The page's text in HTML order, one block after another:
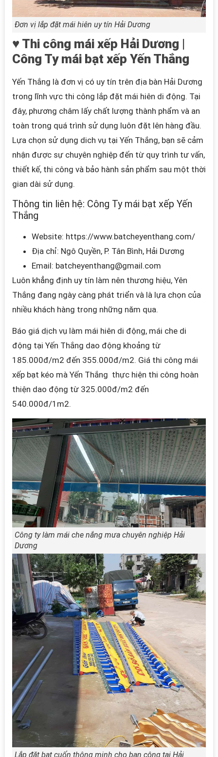
Đơn vị lắp đặt mái hiên uy tín Hải Dương
♥ Thi công mái xếp Hải Dương |
Công Ty mái bạt xếp Yến Thắng
Yến Thắng là đơn vị có uy tín trên địa bàn Hải Dương
trong lĩnh vực thi công lắp đặt mái hiên di động. Tại
đây, phương châm lấy chất lượng thành phẩm và an
toàn trong quá trình sử dụng luôn đặt lên hàng đầu.
Lựa chọn sử dụng dich vụ tại Yến Thắng, bạn sẽ cảm
nhận được sự chuyên nghiệp đến từ quy trình tư vấn,
thiết kế, thi công và bảo hành sản phẩm sau một thời
gian dài sử dụng.
Thông tin liên hệ: Công Ty mái bạt xếp Yến
Thắng
Website: https://www.batcheyenthang.com/
Địa chỉ: Ngô Quyền, P. Tân Bình, Hải Dương
Email: batcheyenthang@gmail.com
Luôn khẳng định uy tín làm nên thương hiệu, Yên
Thắng đang ngày càng phát triển và là lựa chọn của
nhiều khách hàng trong những năm qua.
Báo giá dịch vụ làm mái hiên di động, mái che di
động tại Yến Thắng dao động khoảng từ
185.000đ/m2 đến 355.000đ/m2. Giá thi công mái
xếp bạt kéo mà Yến Thắng thực hiện thi công hoàn
thiện dao động từ 325.000đ/m2 đến
540.000đ/1m2.
Công ty làm mái che nắng mưa chuyên nghiệp Hải
Dương
Lắp đặt bạt cuốn thông minh cho ban công tại Hải